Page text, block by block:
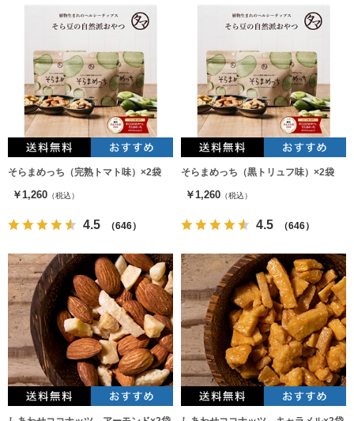
そらまめっち（完熟トマト味）×2袋
￥1,260 （税込）
4.5 （646）
そらまめっち（黒トリュフ味）×2袋
￥1,260 （税込）
4.5 （646）